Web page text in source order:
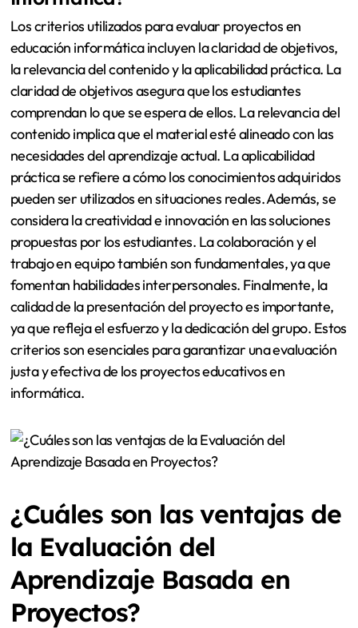
Los criterios utilizados para evaluar proyectos en
educación informática incluyen la claridad de objetivos,
la relevancia del contenido y la aplicabilidad práctica. La
claridad de objetivos asegura que los estudiantes
comprendan lo que se espera de ellos. La relevancia del
contenido implica que el material esté alineado con las
necesidades del aprendizaje actual. La aplicabilidad
práctica se refiere a cómo los conocimientos adquiridos
pueden ser utilizados en situaciones reales. Además, se
considera la creatividad e innovación en las soluciones
propuestas por los estudiantes. La colaboración y el
trabajo en equipo también son fundamentales, ya que
fomentan habilidades interpersonales. Finalmente, la
calidad de la presentación del proyecto es importante,
ya que refleja el esfuerzo y la dedicación del grupo. Estos
criterios son esenciales para garantizar una evaluación
justa y efectiva de los proyectos educativos en
informática.
¿Cuáles son las ventajas de
la Evaluación del
Aprendizaje Basada en
Proyectos?